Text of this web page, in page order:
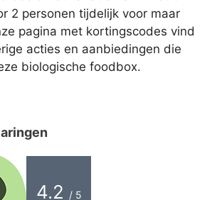
2 personen tijdelijk voor maar
pagina met kortingscodes vind
acties en aanbiedingen die
biologische foodbox.
4.2 / 5